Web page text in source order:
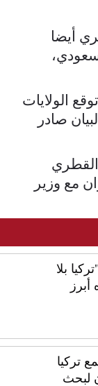
أيضا
الولايات
صادر
مع وزير
بلا
تركيا
لبحث